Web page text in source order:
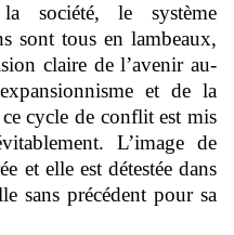
la société, le système
sont tous en lambeaux,
claire de l’avenir au-
et de la
cycle de conflit est mis
L’image de
et elle est détestée dans
sans précédent pour sa